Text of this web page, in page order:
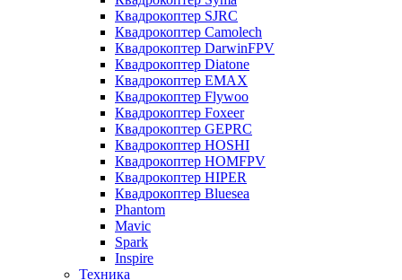
Квадрокоптер SJRC
Квадрокоптер Camolech
Квадрокоптер DarwinFPV
Квадрокоптер Diatone
Квадрокоптер EMAX
Квадрокоптер Flywoo
Квадрокоптер Foxeer
Квадрокоптер GEPRC
Квадрокоптер HOSHI
Квадрокоптер HOMFPV
Квадрокоптер HIPER
Квадрокоптер Bluesea
Phantom
Mavic
Spark
Inspire
Техника